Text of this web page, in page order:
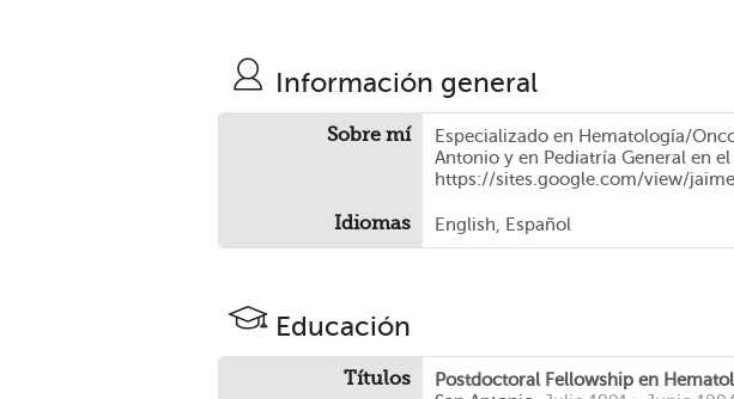
Información general
Sobre mí
Especializado en Hematología/
Antonio y en Pediatría General en
https://sites.google.com/view/
Idiomas English, Español
Educación
Títulos Postdoctoral Fellowship en